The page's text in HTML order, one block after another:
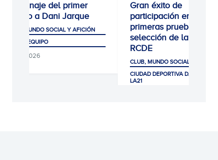
Homenaje del primer
equipo a Dani Jarque
CLUB, MUNDO SOCIAL Y AFICIÓN
PRIMER EQUIPO
07/08/2026
Gran éxito de
participación en las
primeras pruebas de
selección de la Escola
RCDE
CLUB, MUNDO SOCIAL Y
CIUDAD DEPORTIVA DANI
LA21